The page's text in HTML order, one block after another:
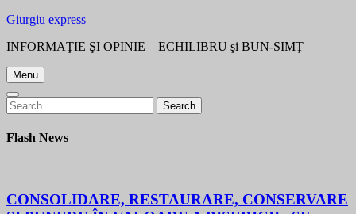
Giurgiu express
INFORMAŢIE ŞI OPINIE – ECHILIBRU şi BUN-SIMŢ
Menu
Search
for:
Search
Flash News
CONSOLIDARE, RESTAURARE, CONSERVARE